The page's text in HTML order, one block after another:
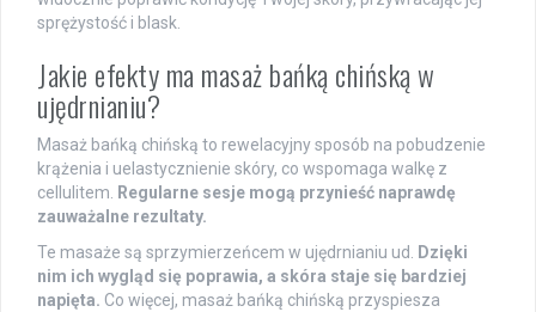
sprężystość i blask.
Jakie efekty ma masaż bańką chińską w
ujędrnianiu?
Masaż bańką chińską to rewelacyjny sposób na pobudzenie
krążenia i uelastycznienie skóry, co wspomaga walkę z
cellulitem.
Regularne sesje mogą przynieść naprawdę
zauważalne rezultaty.
Te masaże są sprzymierzeńcem w ujędrnianiu ud.
Dzięki
nim ich wygląd się poprawia, a skóra staje się bardziej
napięta. Co więcej, masaż bańką chińską przyspiesza